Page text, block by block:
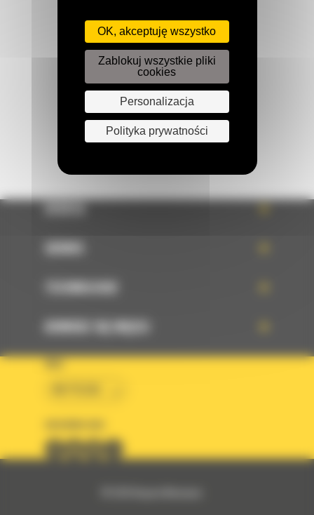
122 100 122
Napisz do nas
WYŚLIJ WIADOMOŚĆ
OFERTA
SERWIS
TECHNOLOGIE
DOWIEDZ SIĘ WIĘCEJ
KRAJ
OK, akceptuję wszystko
Zablokuj wszystkie pliki
cookies
Personalizacja
Polityka prywatności